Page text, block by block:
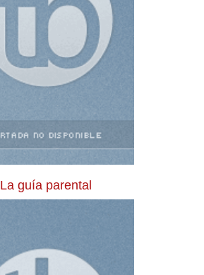
La guía parental